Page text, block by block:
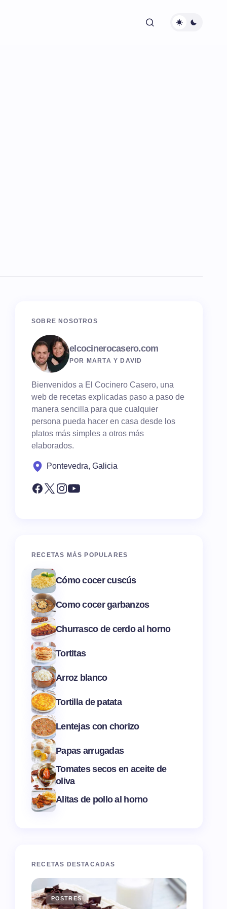
SOBRE NOSOTROS
elcocinerocasero.com
POR MARTA Y DAVID
Bienvenidos a El Cocinero Casero, una
web de recetas explicadas paso a paso de
manera sencilla para que cualquier
persona pueda hacer en casa desde los
platos más simples a otros más
elaborados.
Pontevedra, Galicia
RECETAS MÁS POPULARES
Cómo cocer cuscús
Como cocer garbanzos
Churrasco de cerdo al horno
Tortitas
Arroz blanco
Tortilla de patata
Lentejas con chorizo
Papas arrugadas
Tomates secos en aceite de
oliva
Alitas de pollo al horno
RECETAS DESTACADAS
POSTRES